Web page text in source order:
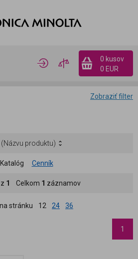
0 kusov
0 EUR
Zobraziť filter
(Názvu produktu)
Katalóg Cenník
z 1 Celkom 1 záznamov
stránku 12 24 36
1